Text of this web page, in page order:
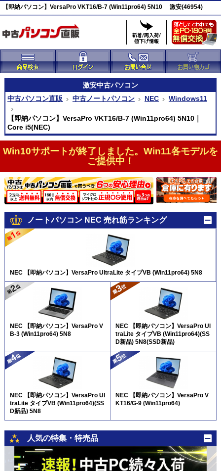
【即納パソコン】VersaPro VKT16/B-7 (Win11pro64) 5N10 激安(46954)
激安中古パソコン
中古パソコン直販
中古ノートパソコン NEC Windows11
【即納パソコン】VersaPro VKT16/B-7 (Win11pro64) 5N10｜
Core i5(NEC)
Win10サポートが終了しました。Win11各モデルを
ご提供中！
ノートパソコン NEC 売れ筋ランキング
NEC 【即納パソコン】VersaPro UltraLite タイプVB (Win11pro64) 5N8
NEC 【即納パソコン】VersaPro V
B-3 (Win11pro64) 5N8
NEC 【即納パソコン】VersaPro Ul
traLite タイプVB (Win11pro64)(SS
D新品) 5N8(SSD新品)
NEC 【即納パソコン】VersaPro Ul
traLite タイプVB (Win11pro64)(SS
D新品) 5N8
NEC 【即納パソコン】VersaPro V
KT16/G-9 (Win11pro64)
人気の特集・特売品